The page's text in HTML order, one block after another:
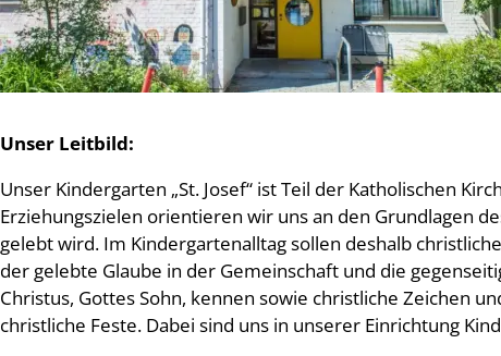
Unser Leitbild:
Unser Kindergarten „St. Josef“ ist Teil der Katholischen
Erziehungszielen orientieren wir uns an den Grundlagen
gelebt wird. Im Kindergartenalltag sollen deshalb
der gelebte Glaube in der Gemeinschaft und die
Christus, Gottes Sohn, kennen sowie christliche Zeichen
christliche Feste. Dabei sind uns in unserer Einrichtung